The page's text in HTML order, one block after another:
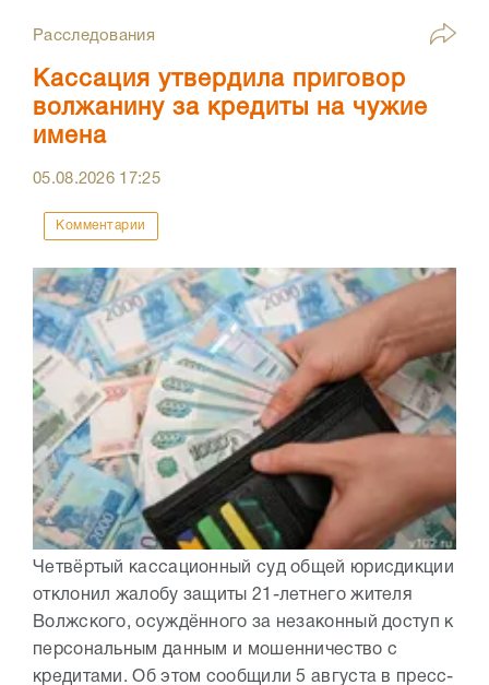
Расследования
Кассация утвердила приговор
волжанину за кредиты на чужие
имена
05.08.2026 17:25
Комментарии
Четвёртый кассационный суд общей юрисдикции
отклонил жалобу защиты 21-летнего жителя
Волжского, осуждённого за незаконный доступ к
персональным данным и мошенничество с
кредитами. Об этом сообщили 5 августа в пресс-